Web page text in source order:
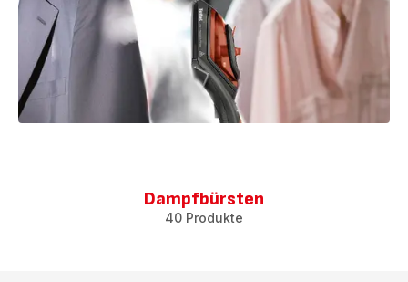
Dampfbürsten
40 Produkte